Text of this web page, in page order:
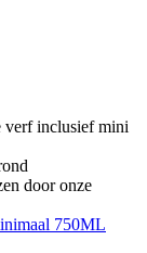
verf inclusief mini
door onze
750ML